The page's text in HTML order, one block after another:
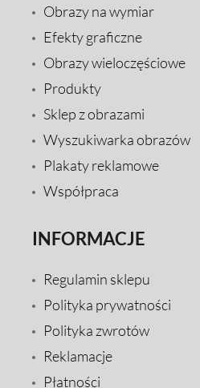
Obrazy na wymiar
Efekty graficzne
Obrazy wieloczęściowe
Produkty
Sklep z obrazami
Wyszukiwarka obrazów
Plakaty reklamowe
Współpraca
INFORMACJE
Regulamin sklepu
Polityka prywatności
Polityka zwrotów
Reklamacje
Płatności